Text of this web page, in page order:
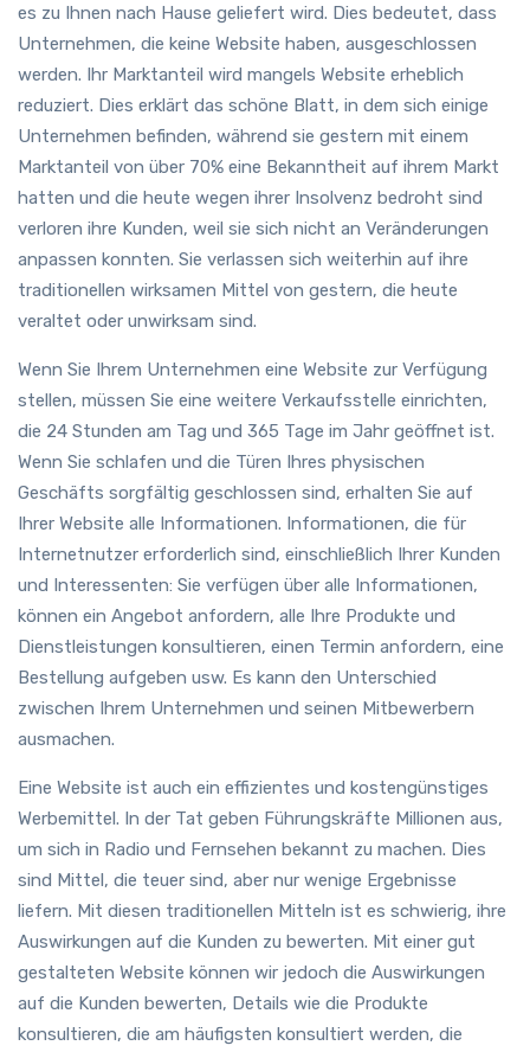
es zu Ihnen nach Hause geliefert wird. Dies bedeutet, dass
Unternehmen, die keine Website haben, ausgeschlossen
werden. Ihr Marktanteil wird mangels Website erheblich
reduziert. Dies erklärt das schöne Blatt, in dem sich einige
Unternehmen befinden, während sie gestern mit einem
Marktanteil von über 70% eine Bekanntheit auf ihrem Markt
hatten und die heute wegen ihrer Insolvenz bedroht sind
verloren ihre Kunden, weil sie sich nicht an Veränderungen
anpassen konnten. Sie verlassen sich weiterhin auf ihre
traditionellen wirksamen Mittel von gestern, die heute
veraltet oder unwirksam sind.
Wenn Sie Ihrem Unternehmen eine Website zur Verfügung
stellen, müssen Sie eine weitere Verkaufsstelle einrichten,
die 24 Stunden am Tag und 365 Tage im Jahr geöffnet ist.
Wenn Sie schlafen und die Türen Ihres physischen
Geschäfts sorgfältig geschlossen sind, erhalten Sie auf
Ihrer Website alle Informationen. Informationen, die für
Internetnutzer erforderlich sind, einschließlich Ihrer Kunden
und Interessenten: Sie verfügen über alle Informationen,
können ein Angebot anfordern, alle Ihre Produkte und
Dienstleistungen konsultieren, einen Termin anfordern, eine
Bestellung aufgeben usw. Es kann den Unterschied
zwischen Ihrem Unternehmen und seinen Mitbewerbern
ausmachen.
Eine Website ist auch ein effizientes und kostengünstiges
Werbemittel. In der Tat geben Führungskräfte Millionen aus,
um sich in Radio und Fernsehen bekannt zu machen. Dies
sind Mittel, die teuer sind, aber nur wenige Ergebnisse
liefern. Mit diesen traditionellen Mitteln ist es schwierig, ihre
Auswirkungen auf die Kunden zu bewerten. Mit einer gut
gestalteten Website können wir jedoch die Auswirkungen
auf die Kunden bewerten, Details wie die Produkte
konsultieren, die am häufigsten konsultiert werden, die